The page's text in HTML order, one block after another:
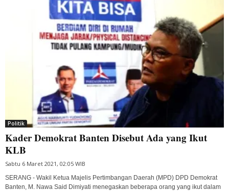
Politik
Kader Demokrat Banten Disebut Ada yang Ikut
KLB
Sabtu 6 Maret 2021, 02:05 WIB
SERANG - Wakil Ketua Majelis Pertimbangan Daerah (MPD) DPD Demokrat
Banten, M. Nawa Said Dimiyati menegaskan beberapa orang yang ikut dalam